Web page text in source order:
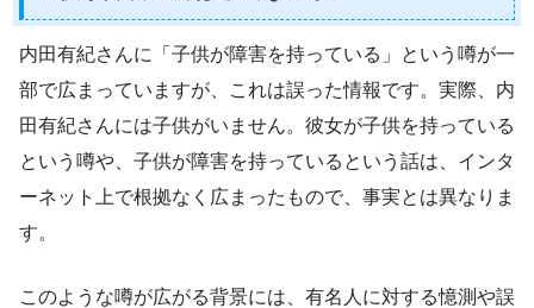
内田有紀さんに「子供が障害を持っている」という噂が一
部で広まっていますが、これは誤った情報です。実際、内
田有紀さんには子供がいません。彼女が子供を持っている
という噂や、子供が障害を持っているという話は、インタ
ーネット上で根拠なく広まったもので、事実とは異なりま
す。
このような噂が広がる背景には、有名人に対する憶測や誤